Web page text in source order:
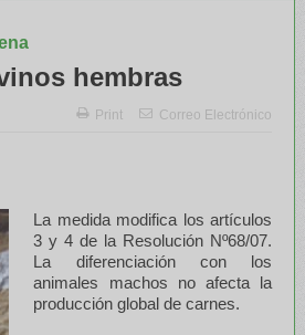
hembras
Print Correo Electrónico
La medida modifica los artículos
3 y 4 de la Resolución Nº68/07.
La diferenciación con los
animales machos no afecta la
producción global de carnes.